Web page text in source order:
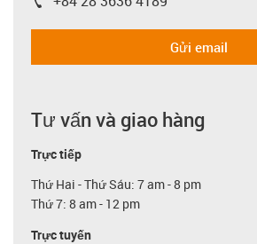
igus-icon-phone
Gửi email
Tư vấn và giao hàng
Trực tiếp
Thứ Hai - Thứ Sáu: 7 am - 8 pm
Thứ 7: 8 am - 12 pm
Trực tuyến